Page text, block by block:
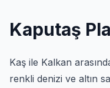
Kaputaş
Kaş ile Kalkan
renkli denizi ve altın